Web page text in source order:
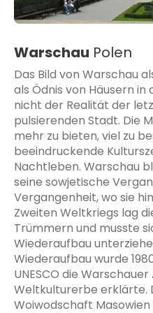
Warschau Polen
Das Bild von Warschau
als Ödnis von Häusern
nicht der Realität der
pulsierenden Stadt. Die
mehr zu bieten, viel zu
beeindruckende
Nachtleben. Warschau
seine sowjetische
Vergangenheit, wo sie
Zweiten Weltkriegs lag
Trümmern und musste
Wiederaufbau
Wiederaufbau wurde
UNESCO die
Weltkulturerbe erklärte.
Woiwodschaft